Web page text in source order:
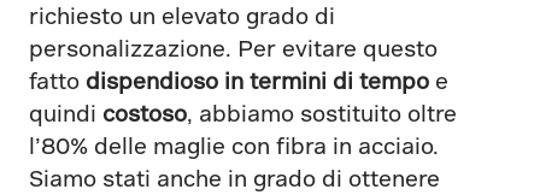
richiesto un elevato grado di
personalizzazione. Per evitare questo
fatto dispendioso in termini di tempo e
quindi costoso , abbiamo sostituito oltre
l’80% delle maglie con fibra in acciaio.
Siamo stati anche in grado di ottenere